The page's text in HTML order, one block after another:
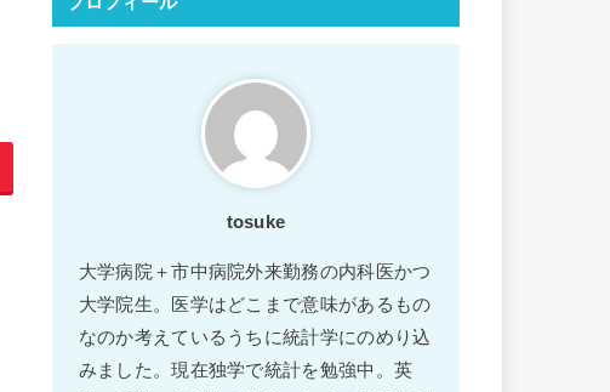
tosuke
大学病院＋市中病院外来勤務の内科医かつ
大学院生。医学はどこまで意味があるもの
なのか考えているうちに統計学にのめり込
みました。現在独学で統計を勉強中。英